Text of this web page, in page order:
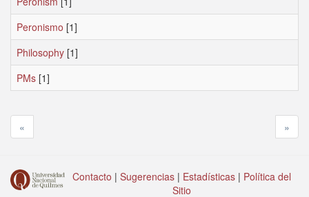
Peronismo [1]
Philosophy [1]
PMs [1]
« »
Contacto | Sugerencias | Estadísticas | Política del
Sitio